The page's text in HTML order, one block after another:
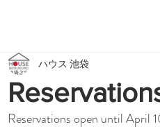
ハウス 池袋
Reservations open until April